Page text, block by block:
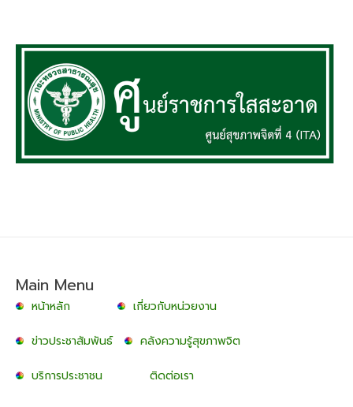
Main Menu
หน้าหลัก เกี่ยวกับหน่วยงาน
ข่าวประชาสัมพันธ์ คลังความรู้สุขภาพจิต
บริการประชาชน ติดต่อเรา